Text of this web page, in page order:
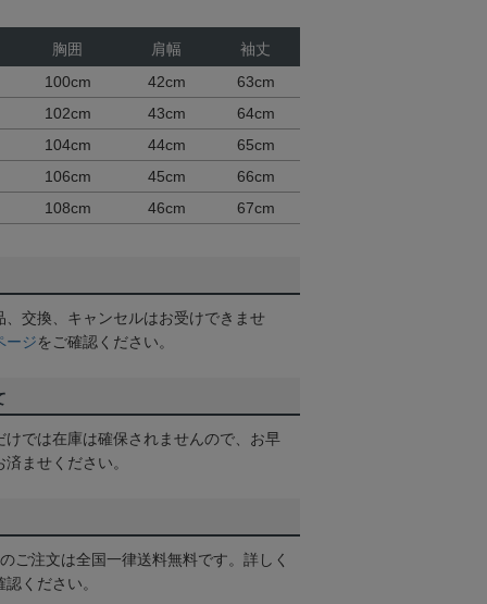
胸囲 肩幅
袖丈
100cm
42cm
63cm
102cm
43cm
64cm
104cm
44cm
65cm
106cm
45cm
66cm
108cm
46cm 67cm
交換、キャンセルはお受けできませ
ージをご確認ください。
けでは在庫は確保されませんので、お早
ませください。
ご注文は全国一律送料無料です。詳しく
認ください。